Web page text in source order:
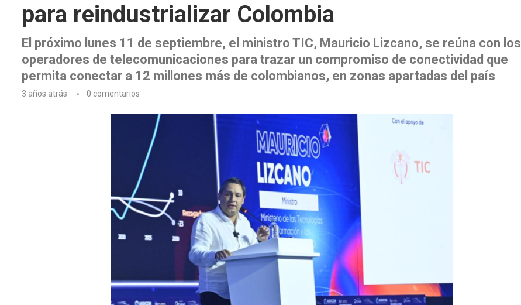
para reindustrializar Colombia
El próximo lunes 11 de septiembre, el ministro TIC, Mauricio Lizcano, se reúna con los
operadores de telecomunicaciones para trazar un compromiso de conectividad que
permita conectar a 12 millones más de colombianos, en zonas apartadas del país
3 años atrás 0 comentarios